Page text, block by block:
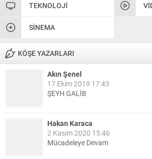
TEKNOLOJI
SINEMA
KÖŞE YAZARLARI
Akın Şenel
17 Ekim 2019 17:43
ŞEYH GALİB
Hakan Karaca
2 Kasım 2020 15:46
Mücadeleye Devam